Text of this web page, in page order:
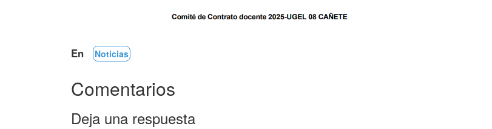
En Noticias
Comentarios
Deja una respuesta